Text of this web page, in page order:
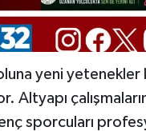
yeni yetenekler
Altyapı
sporcuları